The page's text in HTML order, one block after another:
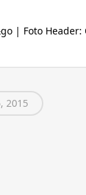
| Foto Header:
2015